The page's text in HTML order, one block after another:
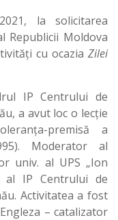
la solicitarea
Republicii Moldova
cu ocazia Zilei
IP Centrului de
a avut loc o lecție
premisă a
Moderator al
univ. al UPS „Ion
al IP Centrului de
Activitatea a fost
– catalizator